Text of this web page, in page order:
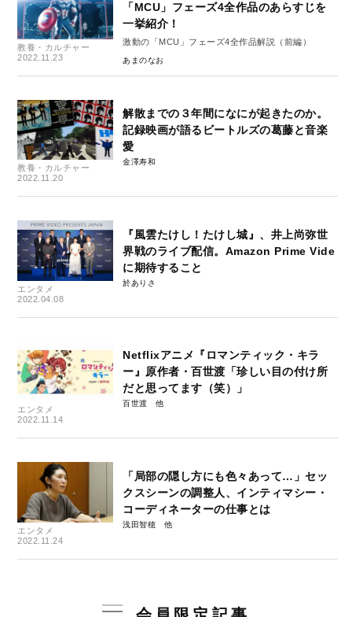
教養・カルチャー
2022.11.23
「MCU」フェーズ4全作品のあらすじを
一挙紹介！
激動の「MCU」フェーズ4全作品解説（前編）
あまのなお
教養・カルチャー
2022.11.20
解散までの３年間になにが起きたのか。
記録映画が語るビートルズの葛藤と音楽
愛
金澤寿和
エンタメ
2022.04.08
『風雲たけし！たけし城』、井上尚弥世
界戦のライブ配信。Amazon Prime Vide
に期待すること
於ありさ
エンタメ
2022.11.14
Netflixアニメ『ロマンティック・キラ
ー』原作者・百世渡「珍しい目の付け所
だと思ってます（笑）」
百世渡
エンタメ
2022.11.24
「局部の隠し方にも色々あって…」セッ
クスシーンの調整人、インティマシー・
コーディネーターの仕事とは
浅田智穂